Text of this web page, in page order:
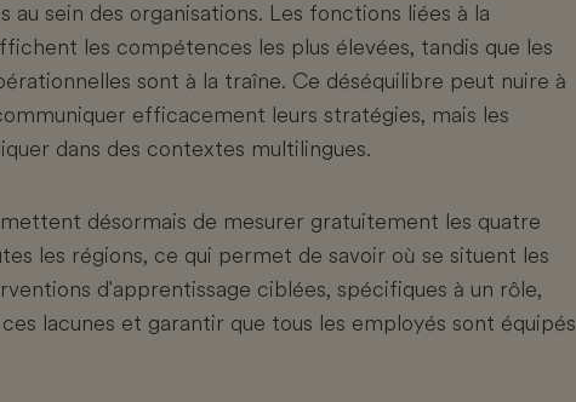
au sein des organisations. Les fonctions liées à la
les compétences les plus élevées, tandis que les
sont à la traîne. Ce déséquilibre peut nuire à
efficacement leurs stratégies, mais les
dans des contextes multilingues.
désormais de mesurer gratuitement les quatre
les régions, ce qui permet de savoir où se situent les
d'apprentissage ciblées, spécifiques à un rôle,
lacunes et garantir que tous les employés sont équipés